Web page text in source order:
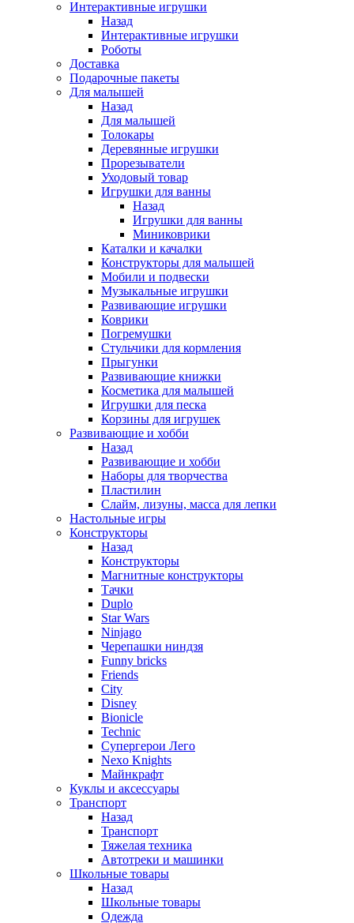
Интерактивные игрушки
Назад
Интерактивные игрушки
Роботы
Доставка
Подарочные пакеты
Для малышей
Назад
Для малышей
Толокары
Деревянные игрушки
Прорезыватели
Уходовый товар
Игрушки для ванны
Назад
Игрушки для ванны
Миниковрики
Каталки и качалки
Конструкторы для малышей
Мобили и подвески
Музыкальные игрушки
Развивающие игрушки
Коврики
Погремушки
Стульчики для кормления
Прыгунки
Развивающие книжки
Косметика для малышей
Игрушки для песка
Корзины для игрушек
Развивающие и хобби
Назад
Развивающие и хобби
Наборы для творчества
Пластилин
Слайм, лизуны, масса для лепки
Настольные игры
Конструкторы
Назад
Конструкторы
Магнитные конструкторы
Тачки
Duplo
Star Wars
Ninjago
Черепашки ниндзя
Funny bricks
Friends
City
Disney
Bionicle
Technic
Супергерои Лего
Nexo Knights
Майнкрафт
Куклы и аксессуары
Транспорт
Назад
Транспорт
Тяжелая техника
Автотреки и машинки
Школьные товары
Назад
Школьные товары
Одежда